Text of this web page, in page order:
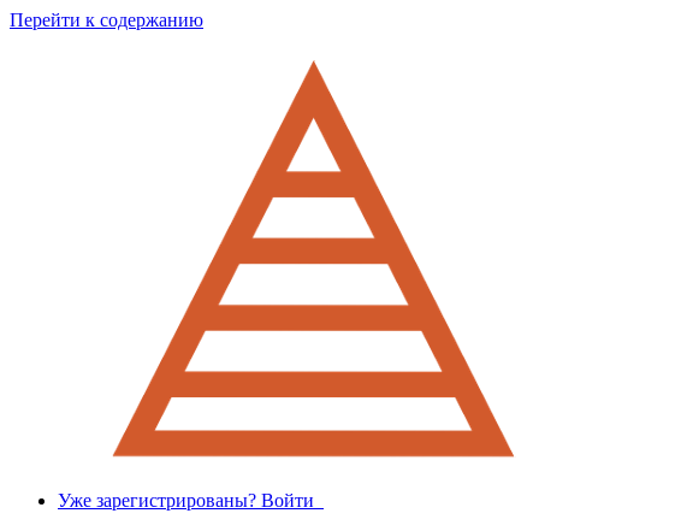
Перейти к содержанию
Уже зарегистрированы? Войти